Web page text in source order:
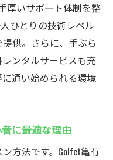
的にスコアアップ
で効果的なスコア
ドアゴルフスクー
ばすインドアゴル
厚いサポート体制を整
ひとりの技術レベル
供。さらに、手ぶら
ンタルサービスも充
通い始められる環境
に最適な理由
方法です。Golfet亀有